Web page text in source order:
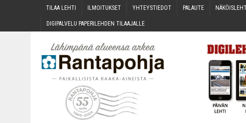
TILAA LEH­TI ILMOI­TUK­SET YHTEYS­TIE­DOT PALAU­TE
DIGI­PAL­VE­LU PAPE­RI­LEH­DEN TILAAJALLE